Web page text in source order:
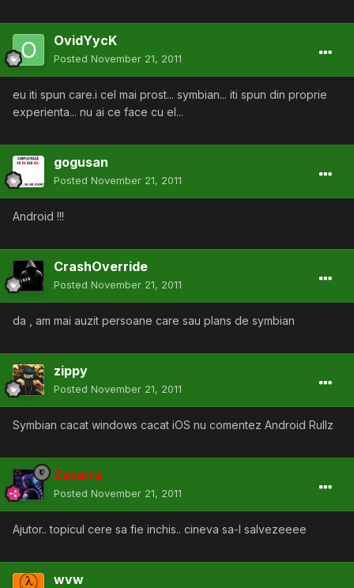
OvidYycK
Posted November 21, 2011
eu iti spun care.i cel mai prost... symbian... iti spun din proprie
experienta... nu ai ce face cu el...
gogusan
Posted November 21, 2011
Android !!!
CrashOverride
Posted November 21, 2011
da , am mai auzit persoane care sau plans de symbian
zippy
Posted November 21, 2011
Symbian cacat windows cacat iOS nu comentez Android Rullz
Zatarra
Posted November 21, 2011
Ajutor.. topicul cere sa fie inchis.. cineva sa-l salvezeeee
wvw